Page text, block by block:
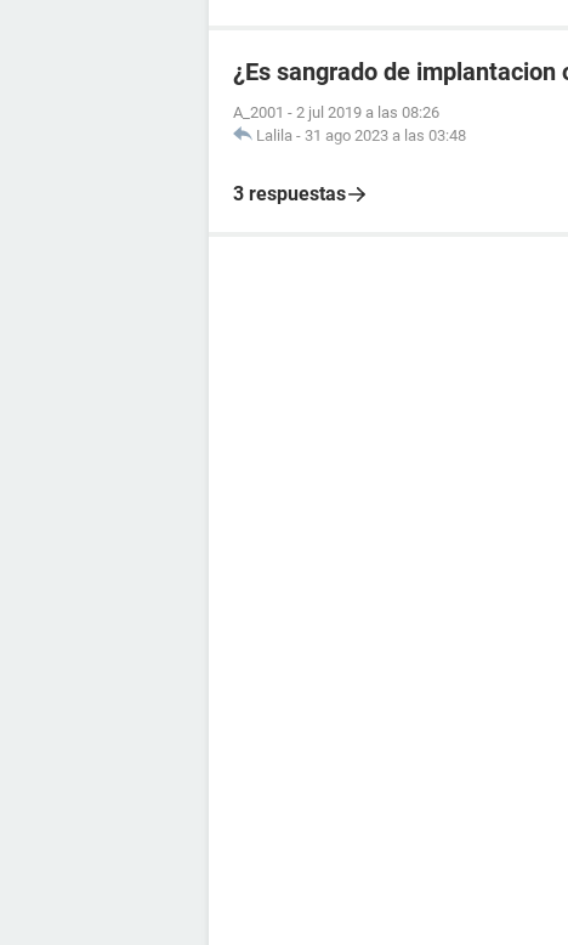
¿Es sangrado de implantacion
A_2001 - 2 jul 2019 a las 08:26
Lalila - 31 ago 2023 a las 03:48
3 respuestas